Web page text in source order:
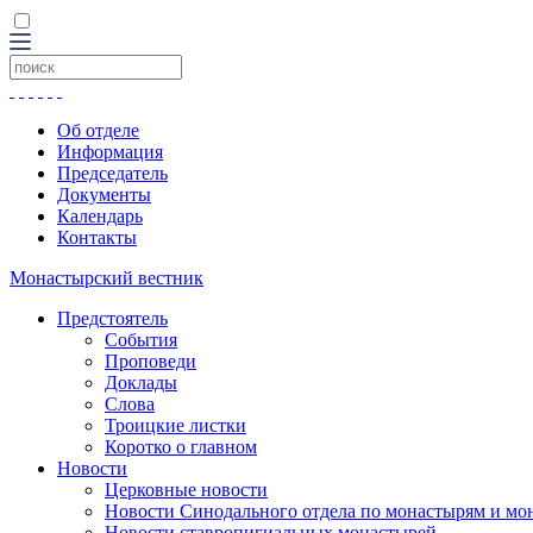
Об отделе
Информация
Председатель
Документы
Календарь
Контакты
Монастырский вестник
Предстоятель
События
Проповеди
Доклады
Слова
Троицкие листки
Коротко о главном
Новости
Церковные новости
Новости Синодального отдела по монастырям и